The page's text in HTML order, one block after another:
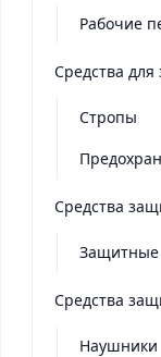
Рабочие
Средства
Стропы
Средства
Защитные
Средства
Наушники